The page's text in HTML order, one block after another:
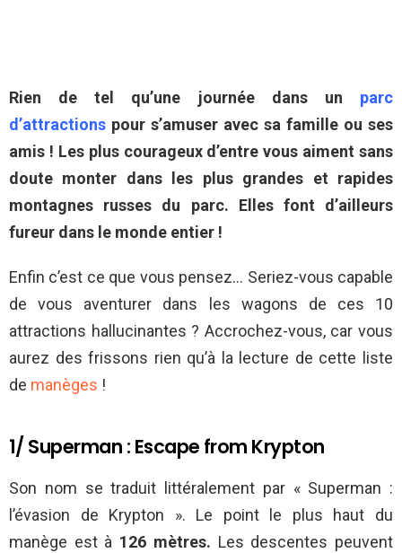
Rien de tel qu’une journée dans un parc
d’attractions pour s’amuser avec sa famille ou ses
amis ! Les plus courageux d’entre vous aiment sans
doute monter dans les plus grandes et rapides
montagnes russes du parc. Elles font d’ailleurs
fureur dans le monde entier !
Enfin c’est ce que vous pensez… Seriez-vous capable
de vous aventurer dans les wagons de ces 10
attractions hallucinantes ? Accrochez-vous, car vous
aurez des frissons rien qu’à la lecture de cette liste
de manèges !
1/ Superman : Escape from Krypton
Son nom se traduit littéralement par « Superman :
l’évasion de Krypton ». Le point le plus haut du
manège est à 126 mètres. Les descentes peuvent